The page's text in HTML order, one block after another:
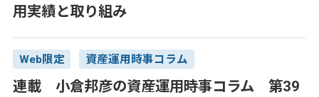
用実績と取り組み
Web限定 資産運用時事コラム
連載 小倉邦彦の資産運用時事コラム 第39